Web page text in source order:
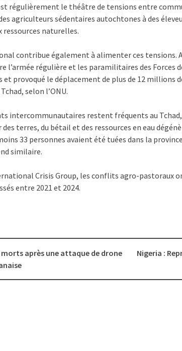
régulièrement le théâtre de tensions entre
agriculteurs sédentaires autochtones à des
ressources naturelles.
contribue également à alimenter ces tensions.
l’armée régulière et les paramilitaires des Forces
provoqué le déplacement de plus de 12 millions
selon l’ONU.
intercommunautaires restent fréquents au
terres, du bétail et des ressources en eau
33 personnes avaient été tuées dans la
similaire.
Crisis Group, les conflits agro-pastoraux
entre 2021 et 2024.
morts après une attaque de drone
Nigeria :